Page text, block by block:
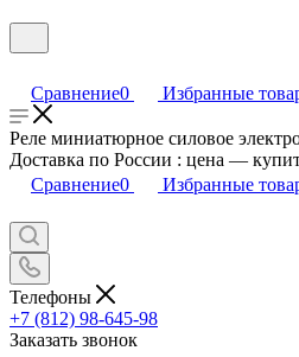
Сравнение0 Избранные
Реле миниатюрное силовое
Доставка по России : цена —
Сравнение0 Избранные
Телефоны
+7 (812) 98-645-98
Заказать звонок